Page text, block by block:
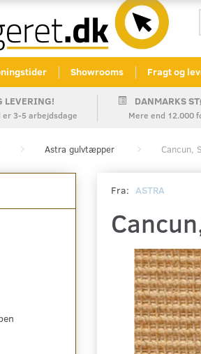
Showrooms Fragt og
LEVERING!
3-5 arbejdsdage
DANMARKS
Mere end 12.000
Astra gulvtæpper Cancun,
Fra: ASTRA